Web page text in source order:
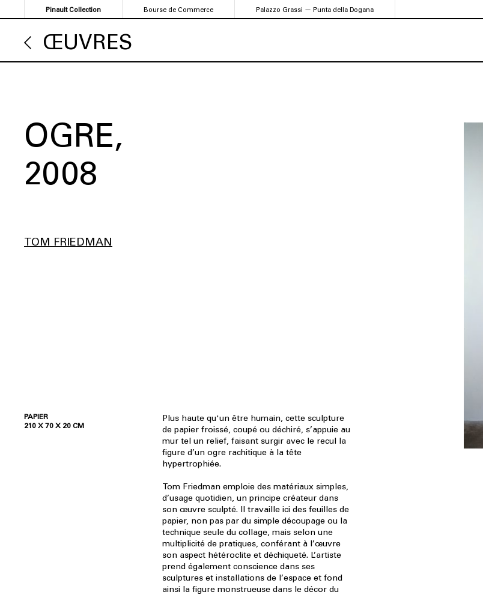
au
contenu
principal
Pinault Collection Bourse de Commerce Palazzo Grassi — Punta della Dogana
ŒUVRES
OGRE
2008
TOM FRIEDMAN
PAPIER
210 X 70 X 20 CM
Plus haute qu'un être humain, cette sculpture
de papier froissé, coupé ou déchiré, s’appuie au
mur tel un relief, faisant surgir avec le recul la
figure d’un ogre rachitique à la tête
hypertrophiée.
Tom Friedman emploie des matériaux simples,
d’usage quotidien, un principe créateur dans
son œuvre sculpté. Il travaille ici des feuilles de
papier, non pas par du simple découpage ou la
technique seule du collage, mais selon une
multiplicité de pratiques, conférant à l’œuvre
son aspect hétéroclite et déchiqueté. L’artiste
prend également conscience dans ses
sculptures et installations de l’espace et fond
ainsi la figure monstrueuse dans le décor du